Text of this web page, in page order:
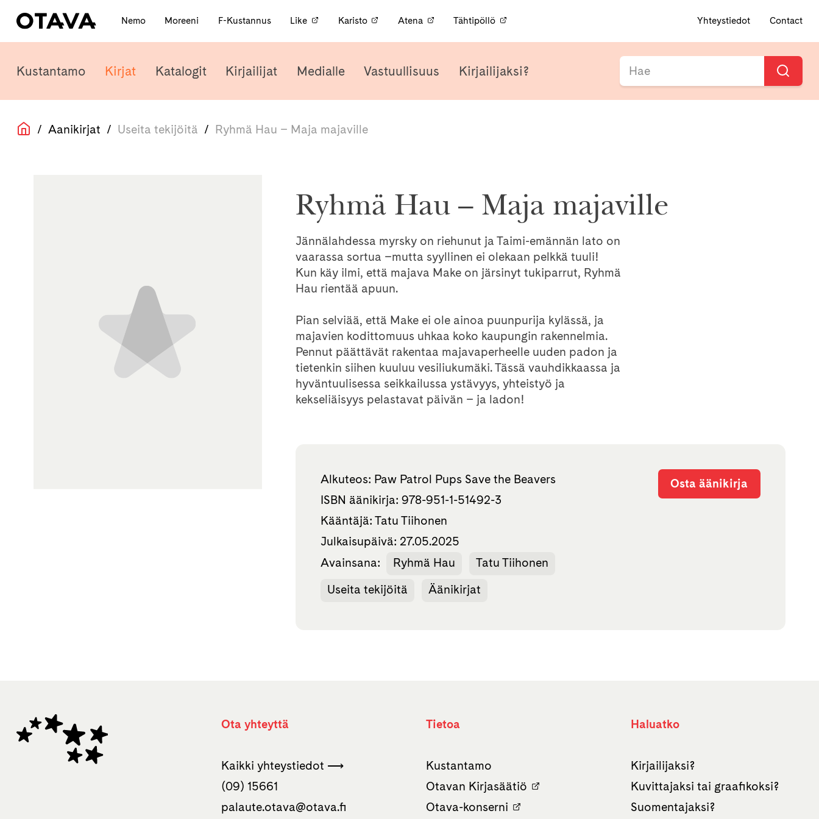
Nemo Moreeni F-Kustannus Like Karisto Atena Tähtipöllö Yhteystiedot Contact
Kustantamo Kirjat Katalogit Kirjailijat Medialle Vastuullisuus Kirjailijaksi?
/Aanikirjat / Useita tekijöitä / Ryhmä Hau – Maja majaville
Ryhmä Hau – Maja majaville
Jännälahdessa myrsky on riehunut ja Taimi-emännän lato on
vaarassa sortua –mutta syyllinen ei olekaan pelkkä tuuli!
Kun käy ilmi, että majava Make on järsinyt tukiparrut, Ryhmä
Hau rientää apuun.
Pian selviää, että Make ei ole ainoa puunpurija kylässä, ja
majavien kodittomuus uhkaa koko kaupungin rakennelmia.
Pennut päättävät rakentaa majavaperheelle uuden padon ja
tietenkin siihen kuuluu vesiliukumäki. Tässä vauhdikkaassa ja
hyväntuulisessa seikkailussa ystävyys, yhteistyö ja
kekseliäisyys pelastavat päivän – ja ladon!
Alkuteos: Paw Patrol Pups Save the Beavers
ISBN äänikirja: 978-951-1-51492-3
Kääntäjä: Tatu Tiihonen
Julkaisupäivä: 27.05.2025
Avainsana:
Ryhmä Hau
Tatu Tiihonen
Useita tekijöitä
Äänikirjat
Osta äänikirja
Ota yhteyttä
Kaikki yhteystiedot ⟶
(09) 15661
palaute.otava­@otava.fi
Tietoa
Kustantamo
Otavan Kirjasäätiö
Otava-konserni
Haluatko
Kirjailijaksi?
Kuvittajaksi tai graafikoksi?
Suomentajaksi?